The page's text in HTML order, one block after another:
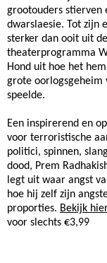
grootouders stierven
dwarslaesie. Tot zijn
sterker dan ooit uit
theaterprogramma
Hond uit hoe het
grote oorlogsgeheim
speelde.
Een inspirerend en
voor terroristische
politici, spinnen,
dood, Prem
legt uit waar angst
hoe hij zelf zijn
proporties. Bekijk
voor slechts €3,99